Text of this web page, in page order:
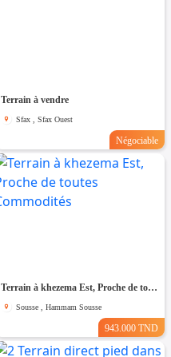
Terrain à vendre
Sfax , Sfax Ouest
Négociable
Terrain à khezema Est, Proche de toutes Commodités
Sousse , Hammam Sousse
943.000 TND